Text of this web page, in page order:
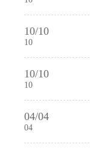
10/10
10
10/10
10
04/04
04